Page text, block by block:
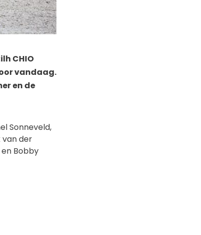
CHIO
vandaag.
en de
Sonneveld,
van der
en Bobby